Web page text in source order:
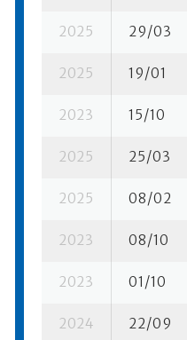
2025 29/03
2025 19/01
2023 15/10
2025 25/03
2025 08/02
2023 08/10
2023 01/10
2024 22/09